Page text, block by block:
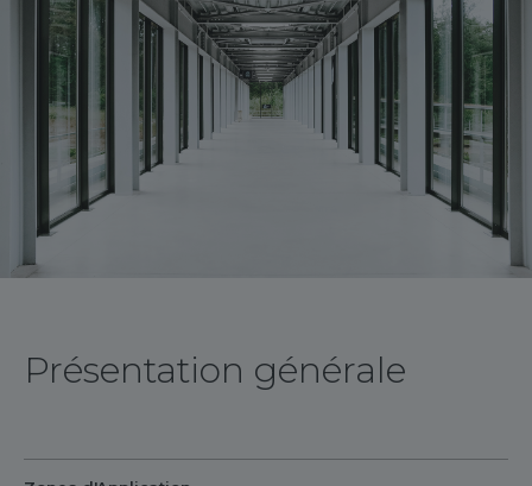
Présentation générale